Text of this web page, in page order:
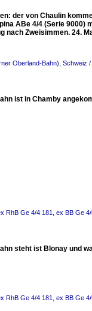
der von Chaulin
ABe 4/4 (Serie 9000)
nach Zweisimmen. 24.
Oberland-Bahn) Schweiz
ist in Chamby
RhB Ge 4/4 181, ex BB Ge
steht ist Blonay und
RhB Ge 4/4 181, ex BB Ge